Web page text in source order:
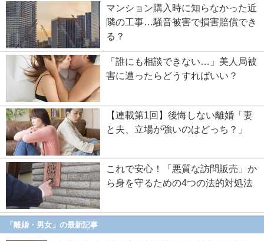
マンション購入時に知らなかった近
隣の工事…騒音被害で損害賠償でき
る？
「誰にも相談できない…」美人局被
害に遭ったらどうすればいい？
【連載第1回】後悔しない離婚「妻
と夫、立場が強いのはどっち？」
これで安心！「悪質な訪問販売」か
ら身を守るための4つの法的対処法
「離婚・男女」の最新記事